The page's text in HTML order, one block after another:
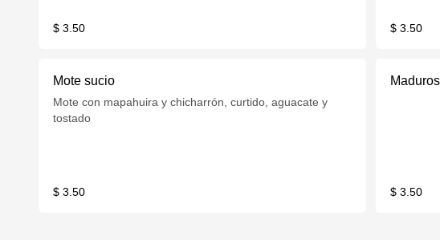
$ 3.50 $ 3.50
Mote sucio
Mote con mapahuira y chicharrón, curtido, aguacate y
tostado
$ 3.50 $ 3.50